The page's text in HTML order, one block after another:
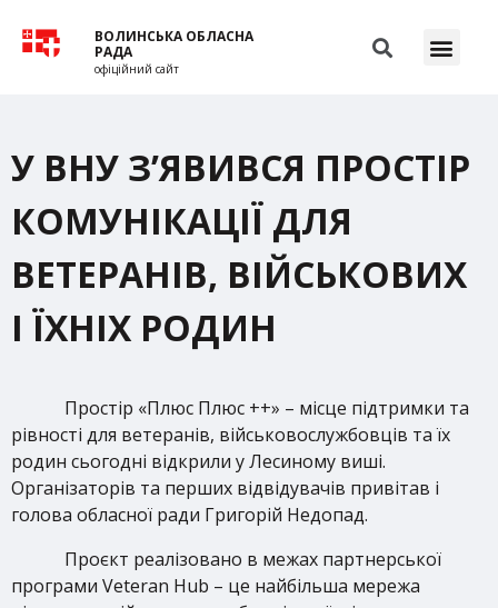
ВОЛИНСЬКА ОБЛАСНА
РАДА
офіційний сайт
У ВНУ З’ЯВИВСЯ ПРОСТІР
КОМУНІКАЦІЇ ДЛЯ
ВЕТЕРАНІВ, ВІЙСЬКОВИХ
І ЇХНІХ РОДИН
Простір «Плюс Плюс ++» – місце підтримки та
рівності для ветеранів, військовослужбовців та їх
родин сьогодні відкрили у Лесиному виші.
Організаторів та перших відвідувачів привітав і
голова обласної ради Григорій Недопад.
Проєкт реалізовано в межах партнерської
програми Veteran Hub – це найбільша мережа